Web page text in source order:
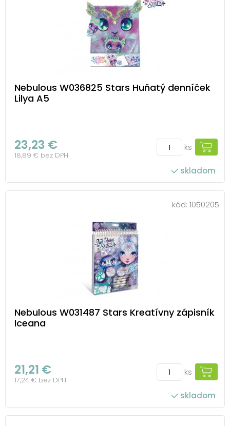
Nebulous W036825 Stars Huňatý denníček
Lilya A5
23,23 €
18,89 € bez DPH
ks
skladom
kód: 1050205
Nebulous W031487 Stars Kreatívny zápisník
Iceana
21,21 €
17,24 € bez DPH
ks
skladom